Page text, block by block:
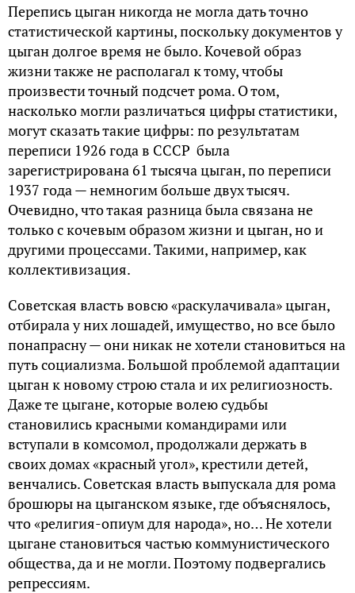
Перепись цыган никогда не могла дать точно
статистической картины, поскольку документов у
цыган долгое время не было. Кочевой образ
жизни также не располагал к тому, чтобы
произвести точный подсчет рома. О том,
насколько могли различаться цифры статистики,
могут сказать такие цифры: по результатам
переписи 1926 года в СССР была
зарегистрирована 61 тысяча цыган, по переписи
1937 года — немногим больше двух тысяч.
Очевидно, что такая разница была связана не
только с кочевым образом жизни и цыган, но и
другими процессами. Такими, например, как
коллективизация.
Советская власть вовсю «раскулачивала» цыган,
отбирала у них лошадей, имущество, но все было
понапрасну — они никак не хотели становиться на
путь социализма. Большой проблемой адаптации
цыган к новому строю стала и их религиозность.
Даже те цыгане, которые волею судьбы
становились красными командирами или
вступали в комсомол, продолжали держать в
своих домах «красный угол», крестили детей,
венчались. Советская власть выпускала для рома
брошюры на цыганском языке, где объяснялось,
что «религия-опиум для народа», но… Не хотели
цыгане становиться частью коммунистического
общества, да и не могли. Поэтому подвергались
репрессиям.